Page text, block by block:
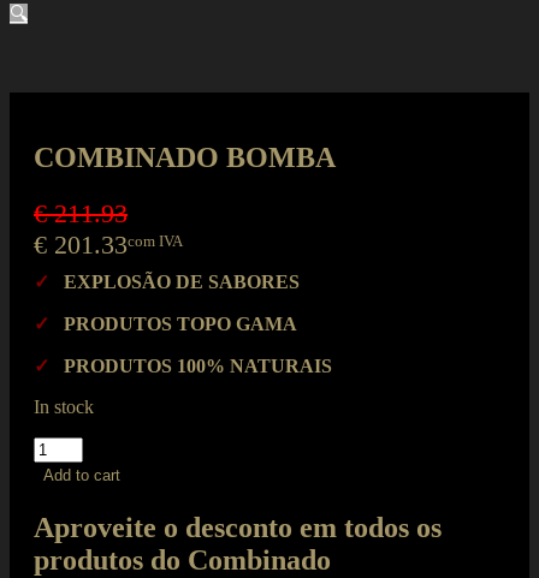
🔍
COMBINADO BOMBA
€211.93
€ 201.33com IVA
✓ EXPLOSÃO DE SABORES
✓ PRODUTOS TOPO GAMA
✓
PRODUTOS 100% NATURAIS
In stock
COMBINADO
BOMBA
Add to cart
Aproveite o desconto em todos os
produtos do Combinado